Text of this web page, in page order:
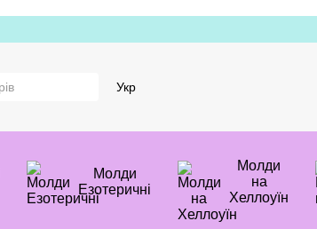
Укр
Молди
Езотеричні
Молди
на
Хеллоуїн